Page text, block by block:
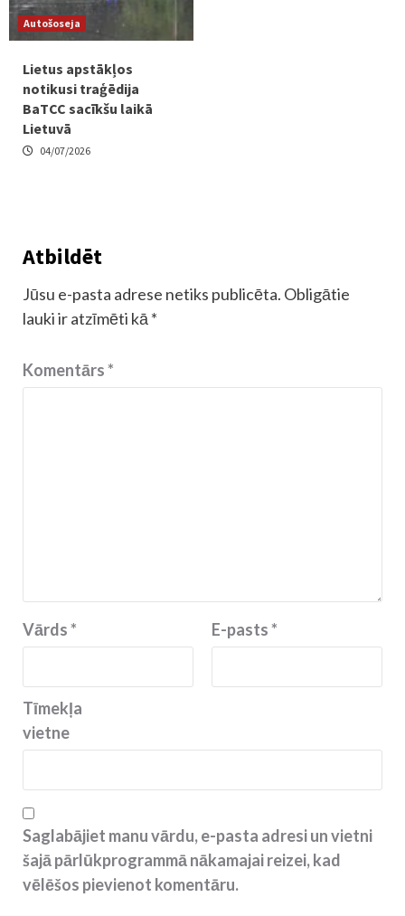
Autošoseja
Lietus apstākļos
notikusi traģēdija
BaTCC sacīkšu laikā
Lietuvā
04/07/2026
Atbildēt
Jūsu e-pasta adrese netiks publicēta. Obligātie
lauki ir atzīmēti kā *
Komentārs*
Vārds* E-pasts*
Tīmekļa
vietne
Saglabājiet manu vārdu, e-pasta adresi un vietni
šajā pārlūkprogrammā nākamajai reizei, kad
vēlēšos pievienot komentāru.